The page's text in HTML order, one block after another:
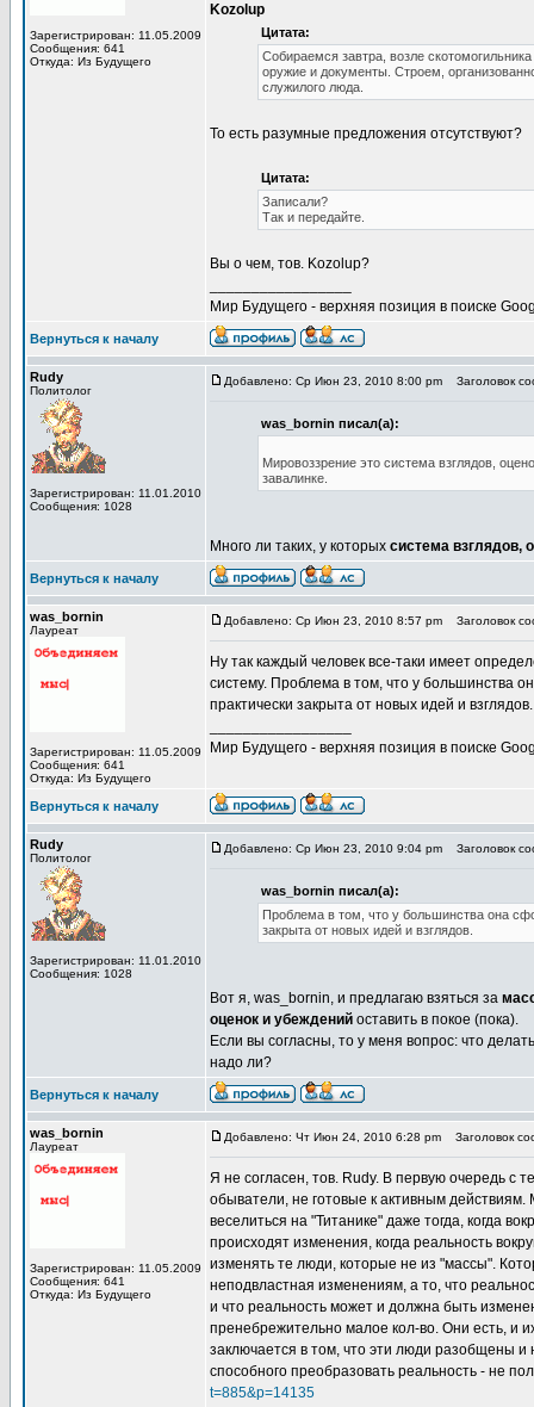
Зарегистрирован: 11.05.2009
Сообщения: 641
Откуда: Из Будущего
Kozolup
Цитата:
Собираемся завтра, возле
оружие и документы. Строем,
служилого люда.
То есть разумные предложения отсутствуют?
Цитата:
Записали?
Так и передайте.
Вы о чем, тов. Kozolup?
Мир Будущего - верхняя позиция в поиске
Вернуться к началу
Rudy
Политолог
Зарегистрирован: 11.01.2010
Сообщения: 1028
Добавлено: Ср Июн 23, 2010 8:00 pm Заголовок
was_bornin писал(а):
Мировоззрение это система взглядов,
завалинке.
Много ли таких, у которых система взглядов,
Вернуться к началу
was_bornin
Лауреат
Зарегистрирован: 11.05.2009
Сообщения: 641
Откуда: Из Будущего
Добавлено: Ср Июн 23, 2010 8:57 pm Заголовок
Ну так каждый человек все-таки имеет
систему. Проблема в том, что у большинства
практически закрыта от новых идей и взглядов.
Мир Будущего - верхняя позиция в поиске
Вернуться к началу
Rudy
Политолог
Зарегистрирован: 11.01.2010
Сообщения: 1028
Добавлено: Ср Июн 23, 2010 9:04 pm Заголовок
was_bornin писал(а):
Проблема в том, что у большинства она
закрыта от новых идей и взглядов.
Вот я, was_bornin, и предлагаю взяться за
оценок и убеждений оставить в покое (пока).
Если вы согласны, то у меня вопрос: что
надо ли?
Вернуться к началу
was_bornin
Лауреат
Зарегистрирован: 11.05.2009
Сообщения: 641
Откуда: Из Будущего
Добавлено: Чт Июн 24, 2010 6:28 pm Заголовок
Я не согласен, тов. Rudy. В первую очередь с
обыватели, не готовые к активным
веселиться на "Титанике" даже тогда, когда
происходят изменения, когда реальность
изменять те люди, которые не из "массы".
неподвластная изменениям, а то, что
и что реальность может и должна быть
пренебрежительно малое кол-во. Они есть, и
заключается в том, что эти люди разобщены и
способного преобразовать реальность - не
t=885&p=14135